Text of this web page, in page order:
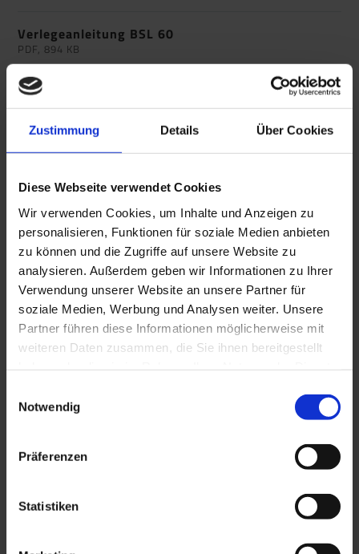
Zustimmung Details Über Cookies
Diese Webseite verwendet Cookies
Wir verwenden Cookies, um Inhalte und Anzeigen zu
personalisieren, Funktionen für soziale Medien anbieten
zu können und die Zugriffe auf unsere Website zu
analysieren. Außerdem geben wir Informationen zu Ihrer
Verwendung unserer Website an unsere Partner für
soziale Medien, Werbung und Analysen weiter. Unsere
Partner führen diese Informationen möglicherweise mit
weiteren Daten zusammen, die Sie ihnen bereitgestellt
Cookies, wenn Sie unsere Webseite weiterhin nutzen.
Notwendig
Präferenzen
Statistiken
Verlegeanleitung BSL 60
PDF, 894 KB
Verlegeanleitung TSL 55/6
PDF, 819 KB
Verlegeanleitung TSL 55/6 SK
Verlegeanleitung TSL 55/7
PDF, 1.069 KB
Verlegeanleitung TSL 55/7 SK
PDF, 1.066 KB
Verlegeanleitung TSL 50 PP
PDF, 994 KB
PDF, 879 KB
PDF, 876 KB